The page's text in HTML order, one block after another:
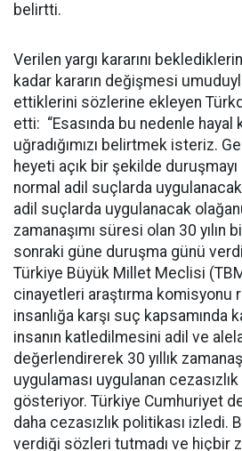
belirtti.
Verilen yargı kararını
kadar kararın değişmesi
ettiklerini sözlerine ekleyen
etti: “Esasında bu nedenle hayal
uğradığımızı belirtmek isteriz.
heyeti açık bir şekilde duruşmayı
normal adil suçlarda
adil suçlarda uygulanacak
zamanaşımı süresi olan 30 yılın
sonraki güne duruşma günü
Türkiye Büyük Millet Meclisi
cinayetleri araştırma komisyonu
insanlığa karşı suç kapsamında
insanın katledilmesini adil ve
değerlendirerek 30 yıllık
uygulaması uygulanan cezasızlık
gösteriyor. Türkiye Cumhuriyet
daha cezasızlık politikası izledi.
verdiği sözleri tutmadı ve hiçbir